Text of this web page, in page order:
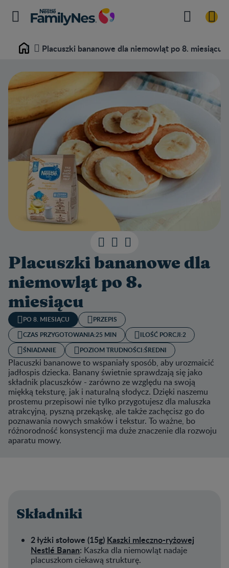
Home Placuszki bananowe dla niemowląt po 8. miesiącu
Placuszki bananowe dla
niemowląt po 8.
miesiącu
PO 8. MIESIĄCU
PRZEPIS
CZAS PRZYGOTOWANIA:25 MIN ILOŚĆ PORCJI:2
ŚNIADANIE
POZIOM TRUDNOŚCI:ŚREDNI
Placuszki bananowe to wspaniały sposób, aby urozmaicić
jadłospis dziecka. Banany świetnie sprawdzają się jako
składnik placuszków - zarówno ze względu na swoją
miękką teksturę, jak i naturalną słodycz. Dzięki naszemu
prostemu przepisowi nie tylko przygotujesz dla maluszka
atrakcyjną, pyszną przekąskę, ale także zachęcisz go do
poznawania nowych smaków i tekstur. To ważne, bo
różnorodność konsystencji ma duże znaczenie dla rozwoju
aparatu mowy.
Składniki
2 łyżki stołowe (15g) Kaszki mleczno-ryżowej
Nestlé Banan: Kaszka dla niemowląt nadaje
placuszkom ciekawą strukturę.